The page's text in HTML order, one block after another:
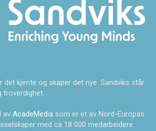
det kjente og skaper det nye. Sandviks står
av AcadeMedia som er et av Nord-Europas
med ca 18 000 medarbeidere.